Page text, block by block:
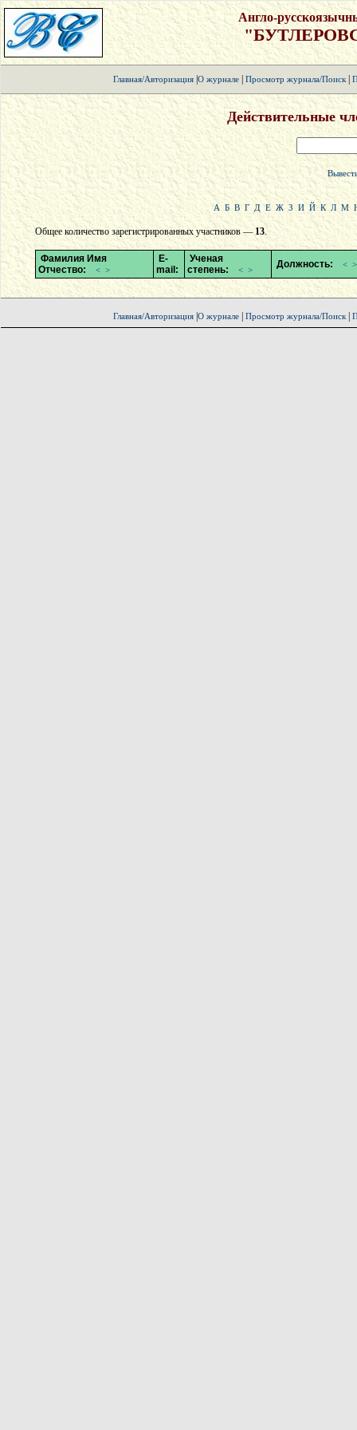
Англо-
Главная/Авторизация| О журнале| Просмотр журнала/Поиск|
Действительные
А Б В Г Д Е Ж З И Й К Л М
Общее количество зарегистрированных участников —13.
Фамилия Имя
Отчество:
< >
E-
mail:
Ученая
степень:
< > Должность: < >
Главная/Авторизация| О журнале| Просмотр журнала/Поиск|